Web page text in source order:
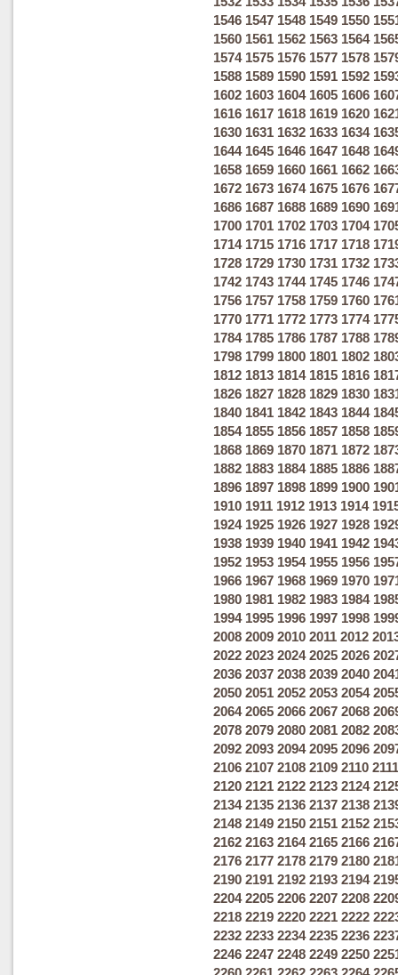
1546 1547 1548 1549 1550
1560 1561 1562 1563 1564
1574 1575 1576 1577 1578
1588 1589 1590 1591 1592
1602 1603 1604 1605 1606
1616 1617 1618 1619 1620
1630 1631 1632 1633 1634
1644 1645 1646 1647 1648
1658 1659 1660 1661 1662
1672 1673 1674 1675 1676
1686 1687 1688 1689 1690
1700 1701 1702 1703 1704
1714 1715 1716 1717 1718
1728 1729 1730 1731 1732
1742 1743 1744 1745 1746
1756 1757 1758 1759 1760
1770 1771 1772 1773 1774
1784 1785 1786 1787 1788
1798 1799 1800 1801 1802
1812 1813 1814 1815 1816
1826 1827 1828 1829 1830
1840 1841 1842 1843 1844
1854 1855 1856 1857 1858
1868 1869 1870 1871 1872
1882 1883 1884 1885 1886
1896 1897 1898 1899 1900
1910 1911 1912 1913 1914
1924 1925 1926 1927 1928
1938 1939 1940 1941 1942
1952 1953 1954 1955 1956
1966 1967 1968 1969 1970
1980 1981 1982 1983 1984
1994 1995 1996 1997 1998
2008 2009 2010 2011 2012
2022 2023 2024 2025 2026
2036 2037 2038 2039 2040
2050 2051 2052 2053 2054
2064 2065 2066 2067 2068
2078 2079 2080 2081 2082
2092 2093 2094 2095 2096
2106 2107 2108 2109 2110 2111
2120 2121 2122 2123 2124
2134 2135 2136 2137 2138
2148 2149 2150 2151 2152
2162 2163 2164 2165 2166
2176 2177 2178 2179 2180
2190 2191 2192 2193 2194
2204 2205 2206 2207 2208
2218 2219 2220 2221 2222
2232 2233 2234 2235 2236
2246 2247 2248 2249 2250